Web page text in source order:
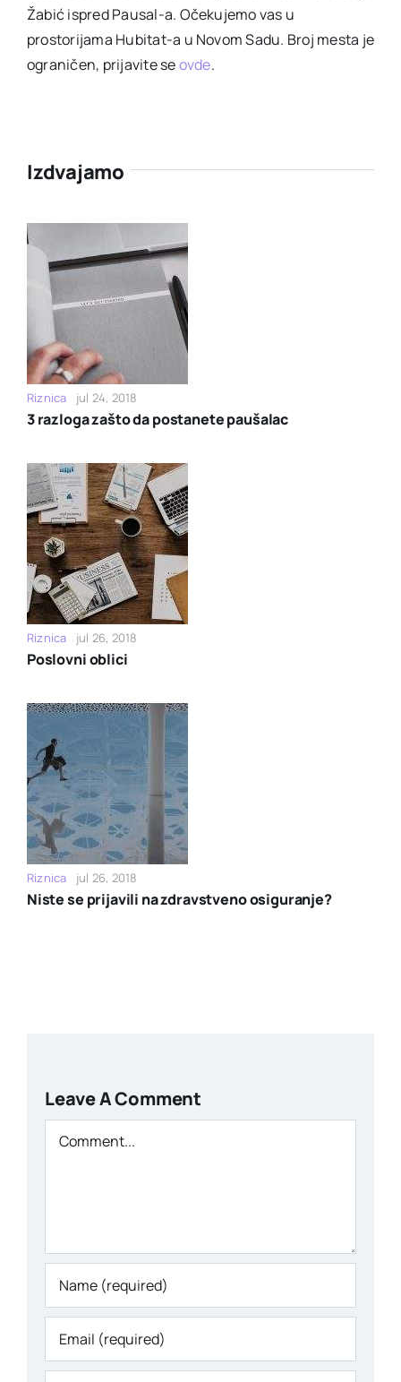
Žabić ispred Pausal-a. Očekujemo vas u
prostorijama Hubitat-a u Novom Sadu. Broj mesta je
ograničen, prijavite seovde.
Izdvajamo
Riznica jul 24, 2018
3 razloga zašto da postanete paušalac
Riznica jul 26, 2018
Poslovni oblici
Riznica jul 26, 2018
Niste se prijavili na zdravstveno osiguranje?
Leave A Comment
Comment